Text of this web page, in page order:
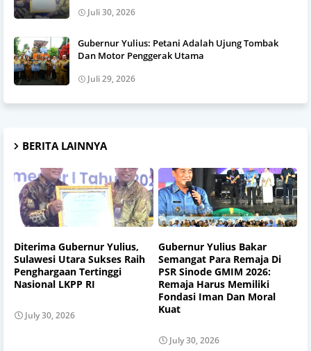
Juli 30, 2026
Gubernur Yulius: Petani Adalah Ujung Tombak
Dan Motor Penggerak Utama
Juli 29, 2026
BERITA LAINNYA
Diterima Gubernur Yulius,
Sulawesi Utara Sukses Raih
Penghargaan Tertinggi
Nasional LKPP RI
July 30, 2026
Gubernur Yulius Bakar
Semangat Para Remaja Di
PSR Sinode GMIM 2026:
Remaja Harus Memiliki
Fondasi Iman Dan Moral
Kuat
July 30, 2026